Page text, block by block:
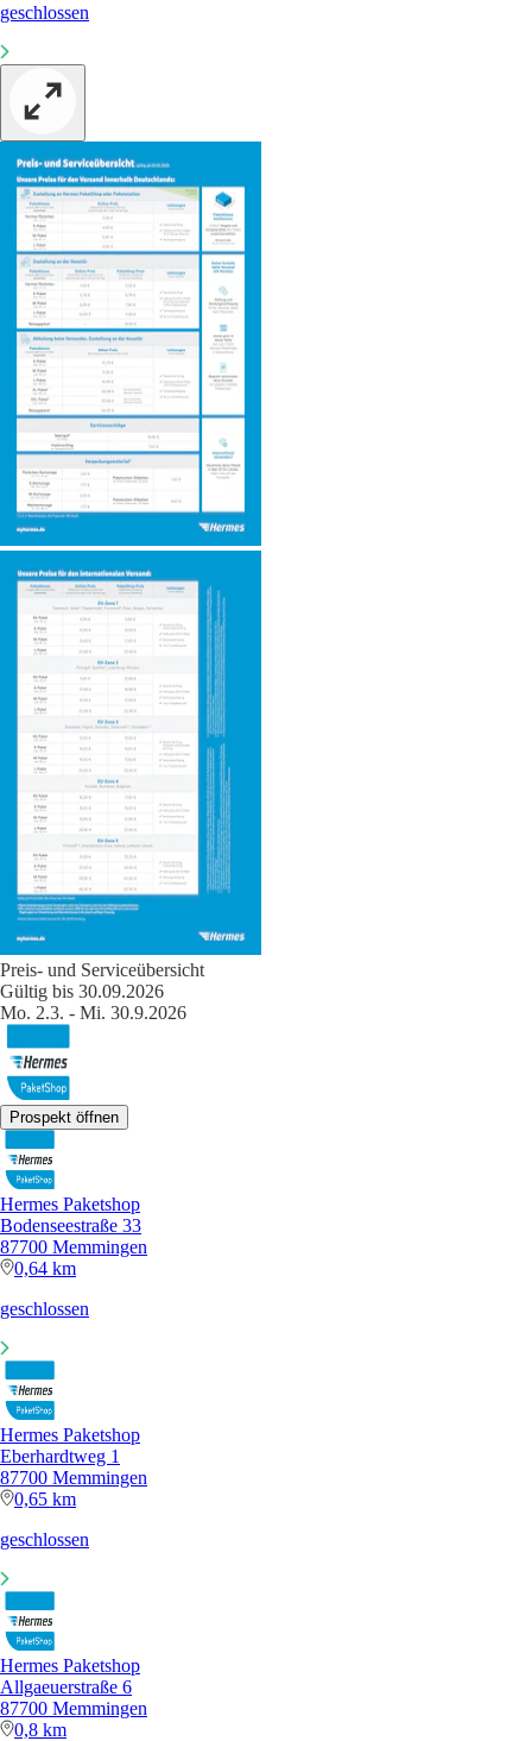
geschlossen
Preis- und Serviceübersicht
Gültig bis 30.09.2026
Mo. 2.3. - Mi. 30.9.2026
Prospekt öffnen
Hermes Paketshop
Bodenseestraße 33
87700 Memmingen
0,64 km
geschlossen
Hermes Paketshop
Eberhardtweg 1
87700 Memmingen
0,65 km
geschlossen
Hermes Paketshop
Allgaeuerstraße 6
87700 Memmingen
0,8 km